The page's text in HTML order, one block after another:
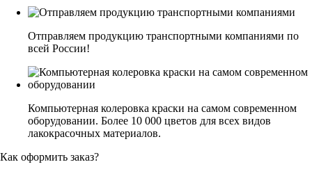
Отправляем продукцию транспортными компаниями по
всей России!
Компьютерная колеровка краски на самом современном
оборудовании. Более 10 000 цветов для всех видов
лакокрасочных материалов.
Как оформить заказ?